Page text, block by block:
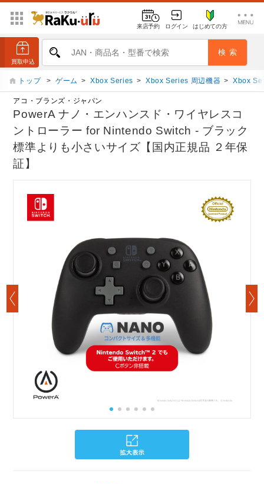
来店予約 ログイン はじめての方
トップ > ゲーム > Xbox Series > Xbox Series 周辺機器 > Xbox
アコ・ブランズ・ジャパン
PowerA ナノ・エンハンスド・ワイヤレスコ
ントローラー for Nintendo Switch - ブラック
標準よりも小さいサイズ【国内正規品 ２年保
証】